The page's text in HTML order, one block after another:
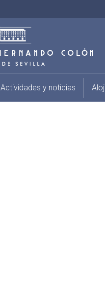
Actividades y noticias